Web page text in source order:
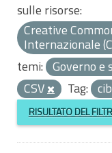
sulle risorse:
Creative
Internazionale
temi: Governo e
CSV
Tag:
RISULTATO DEL